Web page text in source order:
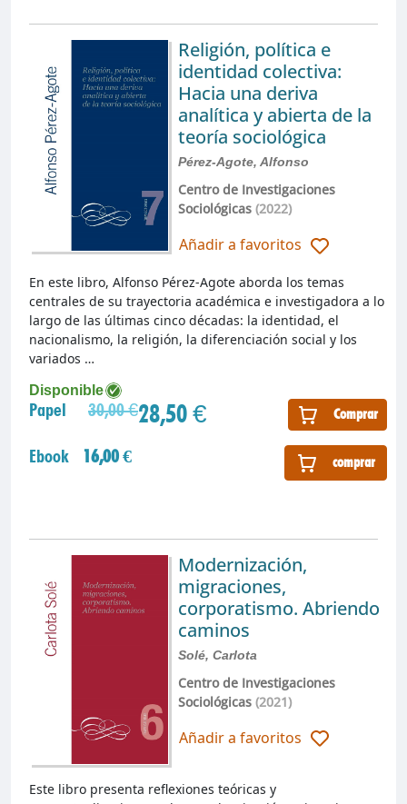
Religión, política e
identidad colectiva:
Hacia una deriva
analítica y abierta de la
teoría sociológica
Pérez-Agote, Alfonso
Centro de Investigaciones
Sociológicas(2022)
Añadir a favoritos
Disponible
Papel 30,00 €28,50 € Comprar
Ebook 16,00 € comprar
En este libro, Alfonso Pérez-Agote aborda los temas
centrales de su trayectoria académica e investigadora a lo
largo de las últimas cinco décadas: la identidad, el
nacionalismo, la religión, la diferenciación social y los
variados …
Modernización,
migraciones,
corporatismo. Abriendo
caminos
Solé, Carlota
Centro de Investigaciones
Sociológicas(2021)
Añadir a favoritos
Este libro presenta reflexiones teóricas y